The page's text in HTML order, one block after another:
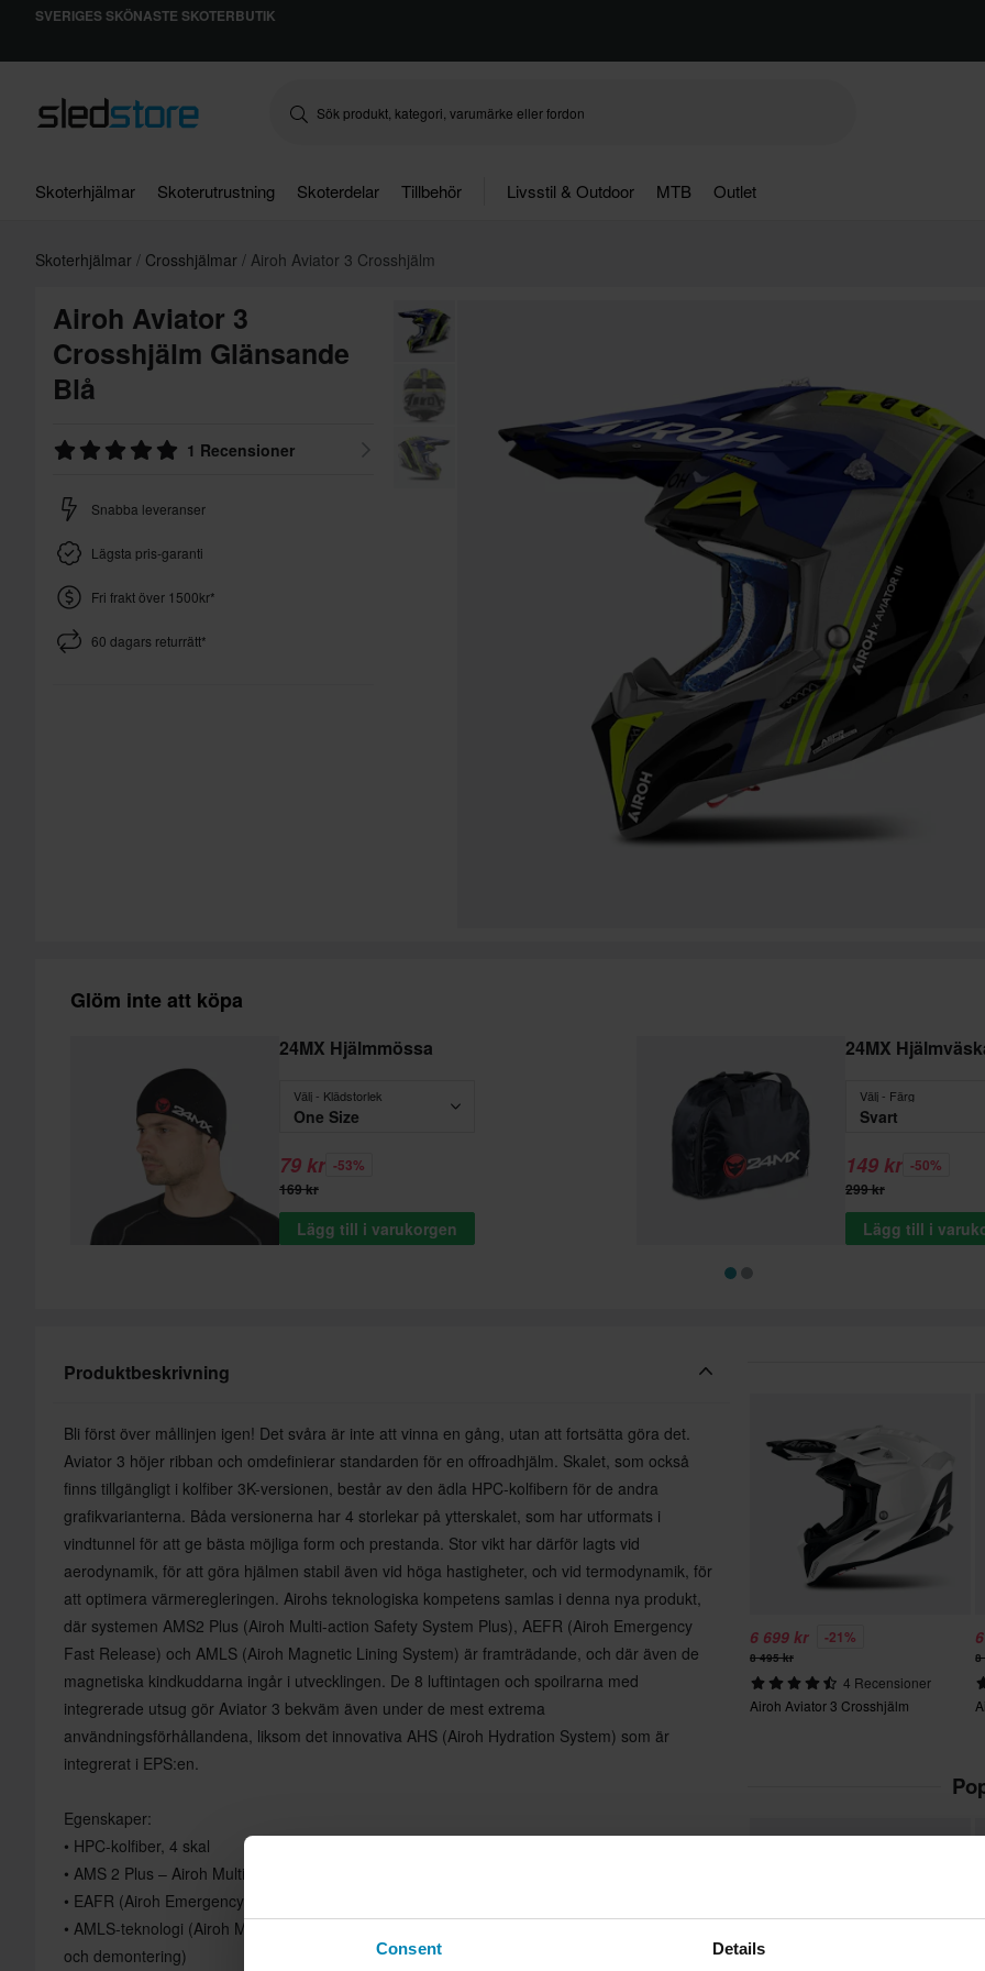
Consent Details
SVERIGES SKÖNASTE SKOTERBUTIK
Skoterhjälmar Skoterutrustning Skoterdelar Tillbehör Livsstil & Outdoor MTB Outlet
Skoterhjälmar Crosshjälmar Airoh Aviator 3 Crosshjälm
Airoh Aviator 3
Crosshjälm Glänsande
Blå
1 Recensioner
Snabba leveranser
Lägsta pris-garanti
Fri frakt över 1500kr*
60 dagars returrätt*
Glöm inte att köpa
24MX Hjälmmössa
Välj - Klädstorlek
One Size
79 kr -53%
169 kr
Lägg till i varukorgen
24MX
Välj - Färg
Svart
149 kr -50%
299 kr
Lägg till i
Produktbeskrivning
Bli först över mållinjen igen! Det svåra är inte att vinna en gång, utan att fortsätta göra det.
Aviator 3 höjer ribban och omdefinierar standarden för en offroadhjälm. Skalet, som också
finns tillgängligt i kolfiber 3K-versionen, består av den ädla HPC-kolfibern för de andra
grafikvarianterna. Båda versionerna har 4 storlekar på ytterskalet, som har utformats i
vindtunnel för att ge bästa möjliga form och prestanda. Stor vikt har därför lagts vid
aerodynamik, för att göra hjälmen stabil även vid höga hastigheter, och vid termodynamik, för
att optimera värmeregleringen. Airohs teknologiska kompetens samlas i denna nya produkt,
där systemen AMS2 Plus (Airoh Multi-action Safety System Plus), AEFR (Airoh Emergency
Fast Release) och AMLS (Airoh Magnetic Lining System) är framträdande, och där även de
magnetiska kindkuddarna ingår i utvecklingen. De 8 luftintagen och spoilrarna med
integrerade utsug gör Aviator 3 bekväm även under de mest extrema
användningsförhållandena, liksom det innovativa AHS (Airoh Hydration System) som är
integrerat i EPS:en.
Egenskaper:
• HPC-kolfiber, 4 skal
• AMS 2 Plus – Airoh Multiaction Safety System Plus
• EAFR (Airoh Emergency Fast Release - snabbfrigöring vid nödfall)
• AMLS-teknologi (Airoh Magnetic Lining System - Foder med magneter för enkel montering
och demontering)
6 699 kr -21%
8 495 kr
4 Recensioner
Airoh Aviator 3 Crosshjälm
8